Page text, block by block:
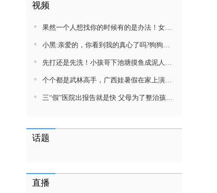
视频
果然一个人想找你的时候有的是办法！女生吵架将男友拉黑，结果男友给家里狗打电话了！汪：吵死了，一会就去把号码注销
小黑:亲爱的，你看到我的真心了吗?狗狗雨中等好朋狗不愿离去，网友:确实搞笑，黄黄都有男朋友，你却没有
先打还是先洗！小孩哥下池塘摸鱼成泥人！网友：这才是童年该有的样子，好怀念
个个都是武林高手，广西娃暑假在家上演武侠片，80后90后:以前我们也这样玩
三“假”医院出报告就是快 父母为了整治孩子少吃零食想尽了办法 网友：“又有”笑死我了
话题
直播